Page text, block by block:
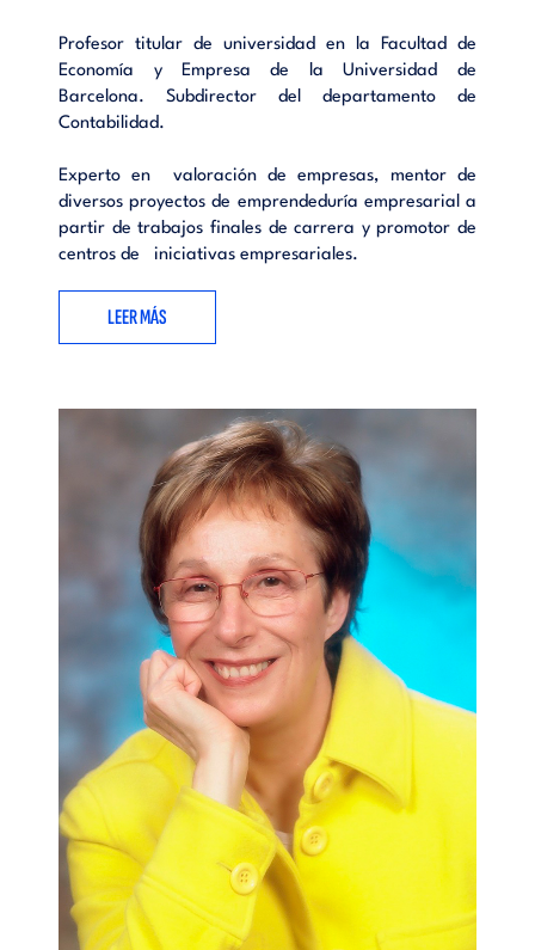
Profesor titular de universidad en la Facultad de
Economía y Empresa de la Universidad de
Barcelona. Subdirector del departamento de
Contabilidad.
Experto en valoración de empresas, mentor de
diversos proyectos de emprendeduría empresarial a
partir de trabajos finales de carrera y promotor de
centros de iniciativas empresariales.
LEER MÁS